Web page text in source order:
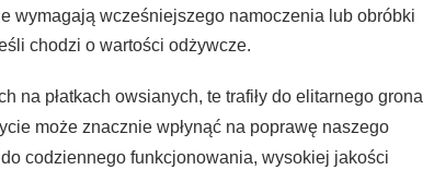
wymagają wcześniejszego namoczenia lub obróbki
chodzi o wartości odżywcze.
na płatkach owsianych, te trafiły do elitarnego grona
może znacznie wpłynąć na poprawę naszego
codziennego funkcjonowania, wysokiej jakości